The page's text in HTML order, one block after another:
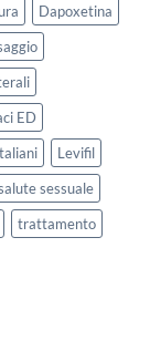
Dapoxetina
ED
Levifil
sessuale
trattamento